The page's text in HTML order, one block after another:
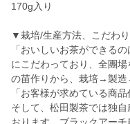
170g入り
▼栽培/生産方法、こだわり
「おいしいお茶ができる
にこだわっており、全團
の苗作りから、栽培→製造
「お客様が求めている商
そして、松田製茶では独